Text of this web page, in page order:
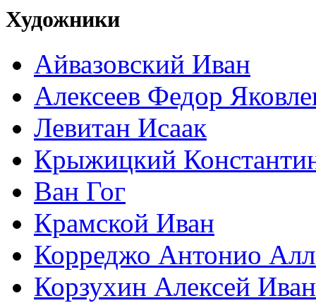
Художники
Айвазовский Иван
Алексеев Федор
Левитан Исаак
Крыжицкий
Ван Гог
Крамской Иван
Корреджо Антонио
Корзухин Алексей